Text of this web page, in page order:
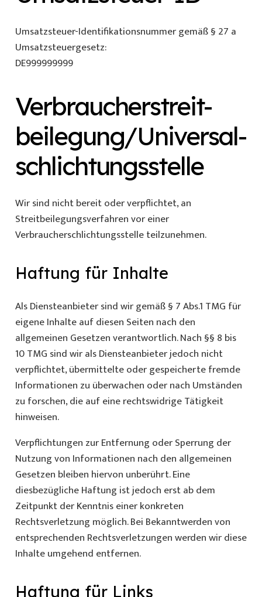
Umsatzsteuer-Identifikationsnummer gemäß § 27 a
Umsatzsteuergesetz:
DE999999999
Verbraucher­streit­
beilegung/Universal­
schlichtungs­stelle
Wir sind nicht bereit oder verpflichtet, an
Streitbeilegungsverfahren vor einer
Verbraucherschlichtungsstelle teilzunehmen.
Haftung für Inhalte
Als Diensteanbieter sind wir gemäß § 7 Abs.1 TMG für
eigene Inhalte auf diesen Seiten nach den
allgemeinen Gesetzen verantwortlich. Nach §§ 8 bis
10 TMG sind wir als Diensteanbieter jedoch nicht
verpflichtet, übermittelte oder gespeicherte fremde
Informationen zu überwachen oder nach Umständen
zu forschen, die auf eine rechtswidrige Tätigkeit
hinweisen.
Verpflichtungen zur Entfernung oder Sperrung der
Nutzung von Informationen nach den allgemeinen
Gesetzen bleiben hiervon unberührt. Eine
diesbezügliche Haftung ist jedoch erst ab dem
Zeitpunkt der Kenntnis einer konkreten
Rechtsverletzung möglich. Bei Bekanntwerden von
entsprechenden Rechtsverletzungen werden wir diese
Inhalte umgehend entfernen.
Haftung für Links